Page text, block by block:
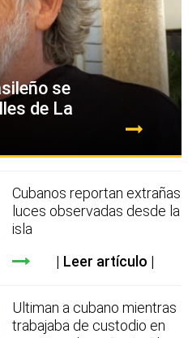
se
de La
Cubanos reportan extrañas
luces observadas desde la
isla
Leer artículo
Ultiman a cubano mientras
trabajaba de custodio en